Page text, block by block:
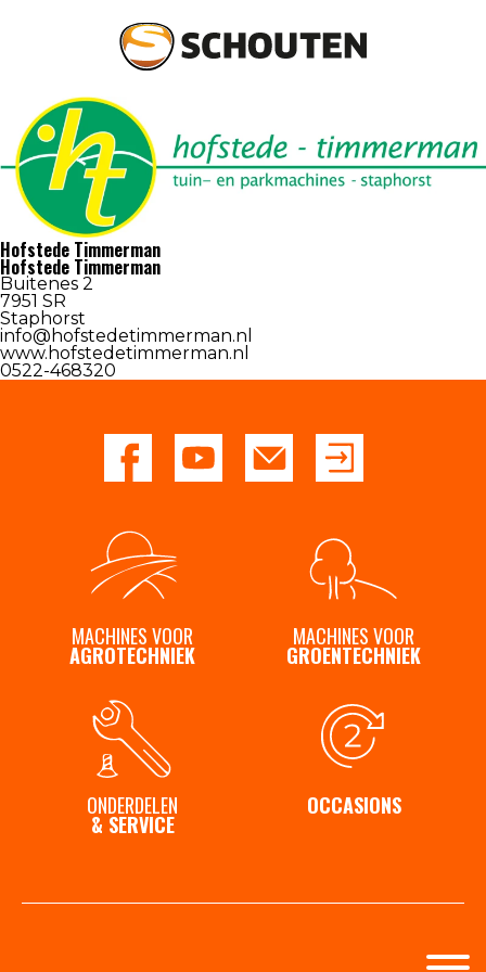
Agrotechniek
Groentechniek
Onderdelen en service
Occasions
Over schouten
Hofstede Timmerman
Hofstede Timmerman
Buitenes 2
7951 SR
Staphorst
info@hofstedetimmerman.nl
www.hofstedetimmerman.nl
0522-468320
MACHINES VOOR
AGROTECHNIEK
MACHINES VOOR
GROENTECHNIEK
ONDERDELEN
& SERVICE
OCCASIONS
|